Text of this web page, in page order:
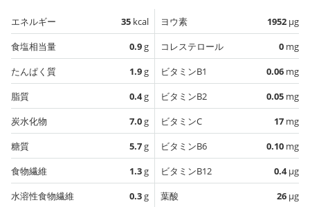
エネルギー 35 kcal
食塩相当量
0.9g
たんぱく質
1.9g
脂質
0.4g
炭水化物
7.0g
糖質
5.7g
食物繊維
1.3g
水溶性食物繊維
0.3g
ヨウ素 1952 µg
コレステロール
0 mg
ビタミンB1
0.06 mg
ビタミンB2
0.05 mg
ビタミンC
17 mg
ビタミンB6
0.10 mg
ビタミンB12
0.4µg
葉酸
26 µg